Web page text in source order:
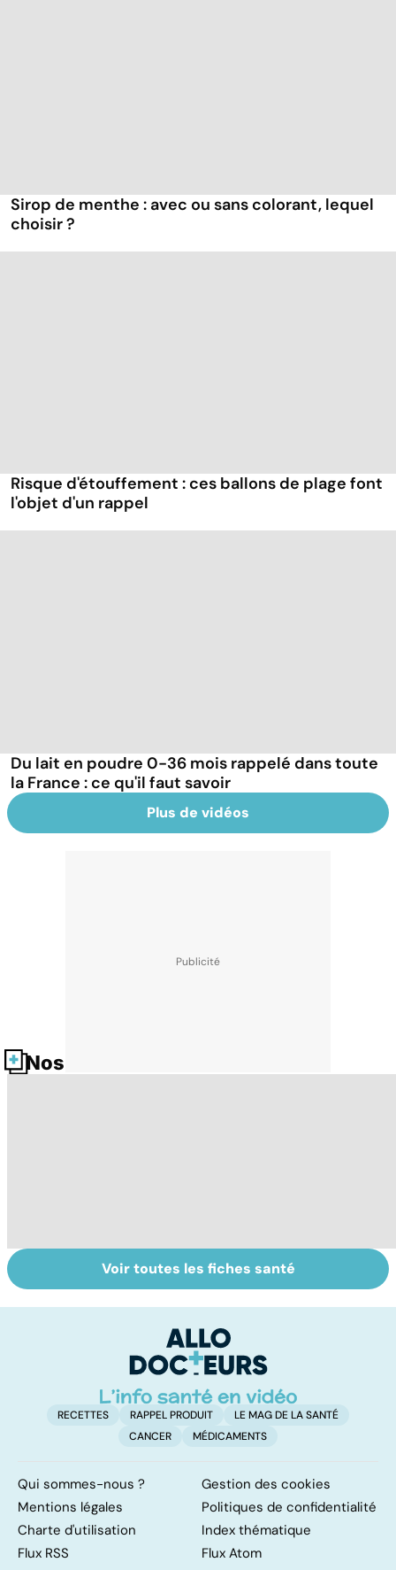
Sirop de menthe : avec ou sans colorant, lequel
choisir ?
Risque d'étouffement : ces ballons de plage font
l'objet d'un rappel
Du lait en poudre 0-36 mois rappelé dans toute
la France : ce qu'il faut savoir
Plus de vidéos
Nos fiches santé
Le TDAH, un
trouble de
hyperactivité
Accident
vasculaire
également
touché
Voir toutes les fiches santé
RECETTES RAPPEL PRODUIT
LE MAG DE LA SANTÉ
CANCER
MÉDICAMENTS
Qui sommes-nous ?
Gestion des cookies
Mentions légales
Politiques de confidentialité
Charte d'utilisation
Index thématique
Flux RSS
Flux Atom